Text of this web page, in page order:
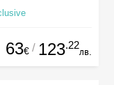
63€ / 123.22
лв.